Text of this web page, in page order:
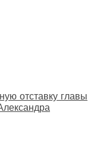
отставку главы